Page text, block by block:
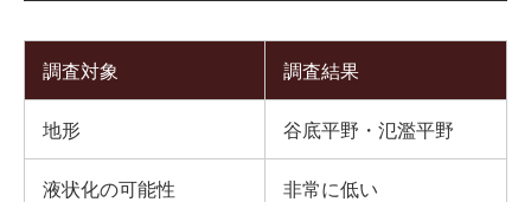
調査対象 調査結果
地形 谷底平野・氾濫平野
液状化の可能性 非常に低い